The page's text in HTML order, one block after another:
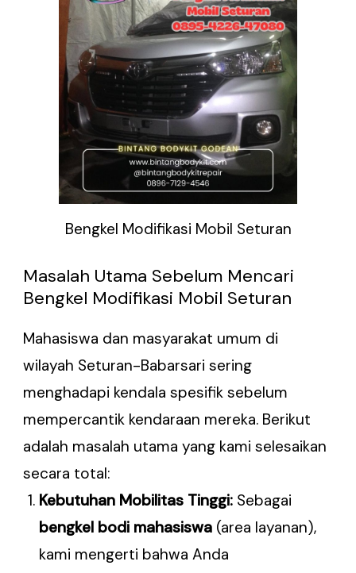
Bengkel Modifikasi Mobil Seturan
Masalah Utama Sebelum Mencari
Bengkel Modifikasi Mobil Seturan
Mahasiswa dan masyarakat umum di
wilayah Seturan-Babarsari sering
menghadapi kendala spesifik sebelum
mempercantik kendaraan mereka. Berikut
adalah masalah utama yang kami selesaikan
secara total:
Kebutuhan Mobilitas Tinggi: Sebagai
bengkel bodi mahasiswa (area layanan),
kami mengerti bahwa Anda